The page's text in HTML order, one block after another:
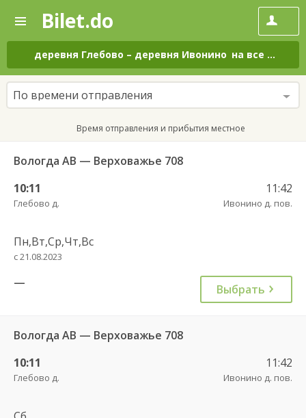
—
Поиск
и
покупка
билетов
на
автобус
онлайн
Bilet.do
деревня Глебово – деревня Ивонино на все дни
По времени отправления
Время отправления и прибытия местное
Вологда АВ — Верховажье 708
10:11
Глебово д.
11:42
Ивонино д. пов.
Пн,Вт,Ср,Чт,Вс
с 21.08.2023
— Выбрать
Вологда АВ — Верховажье 708
10:11
Глебово д.
11:42
Ивонино д. пов.